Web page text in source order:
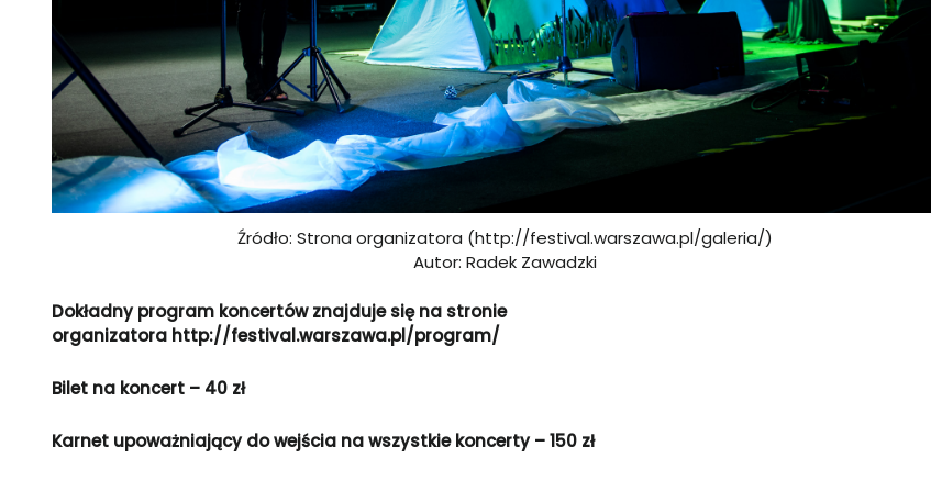
Źródło: Strona organizatora (http://festival.warszawa.pl/galeria/)
Autor: Radek Zawadzki
Dokładny program koncertów znajduje się na stronie
organizatora http://festival.warszawa.pl/program/
Bilet na koncert – 40 zł
Karnet upoważniający do wejścia na wszystkie koncerty – 150 zł